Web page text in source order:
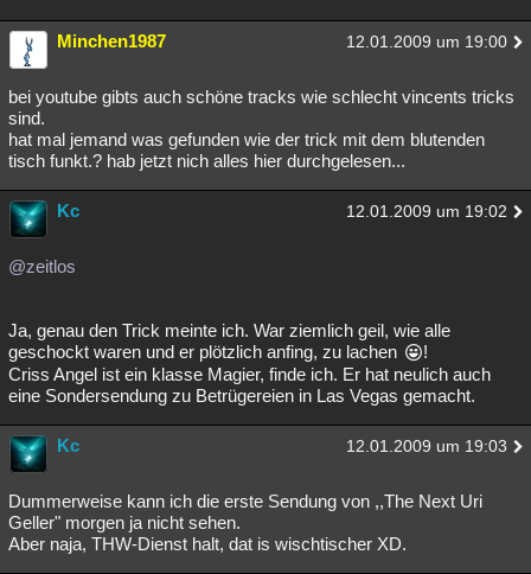
Minchen1987 12.01.2009 um 19:00
bei youtube gibts auch schöne tracks wie schlecht vincents tricks
sind.
hat mal jemand was gefunden wie der trick mit dem blutenden
tisch funkt.? hab jetzt nich alles hier durchgelesen...
Kc 12.01.2009 um 19:02
@zeitlos
Ja, genau den Trick meinte ich. War ziemlich geil, wie alle
geschockt waren und er plötzlich anfing, zu lachen
!
Criss Angel ist ein klasse Magier, finde ich. Er hat neulich auch
eine Sondersendung zu Betrügereien in Las Vegas gemacht.
Kc 12.01.2009 um 19:03
Dummerweise kann ich die erste Sendung von ,,The Next Uri
Geller" morgen ja nicht sehen.
Aber naja, THW-Dienst halt, dat is wischtischer XD.